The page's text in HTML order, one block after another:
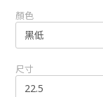
顏色
尺寸